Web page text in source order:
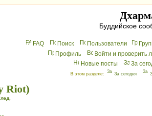
Буддийское
FAQ Поиск Пользователи
Профиль
Войти и проверить
Новые посты
За
В этом разделе: За сегодня
Riot)